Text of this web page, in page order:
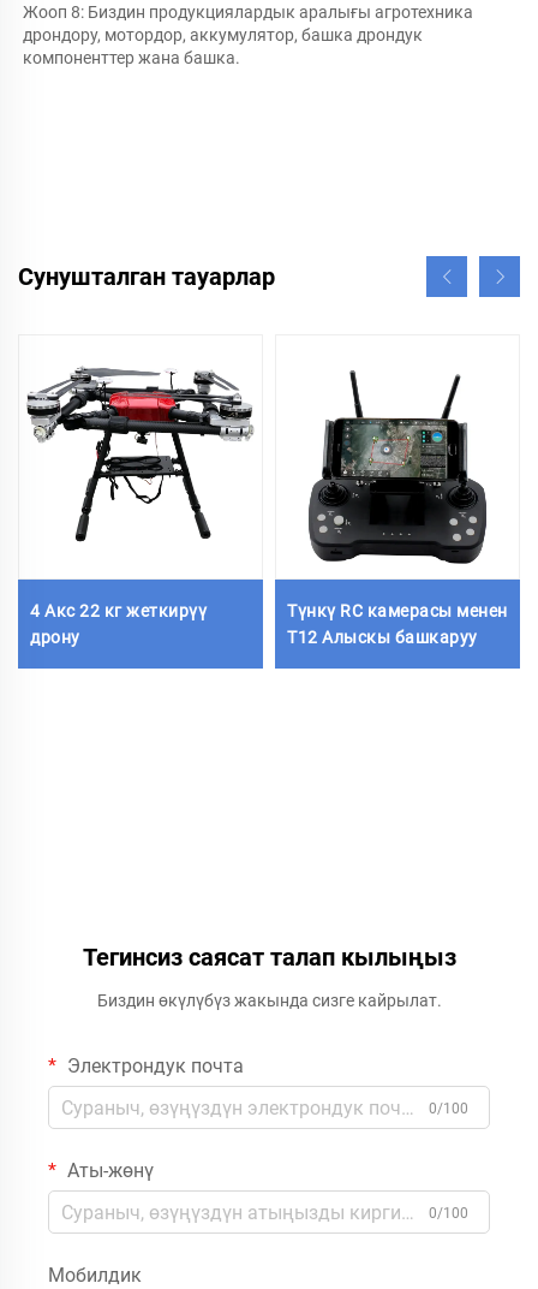
Жооп 8: Биздин продукциялардык аралығы агротехника
дрондору, мотордор, аккумулятор, башка дрондук
компоненттер жана башка.
Сунушталган тауарлар
4 Акс 22 кг жеткирүү
дрону
Түнкү RC камерасы менен
Т12 Алыскы башкаруу
Тегинсиз саясат талап кылыңыз
Биздин өкүлүбүз жакында сизге кайрылат.
Электрондук почта
0/100
Аты-жөнү
0/100
Мобилдик